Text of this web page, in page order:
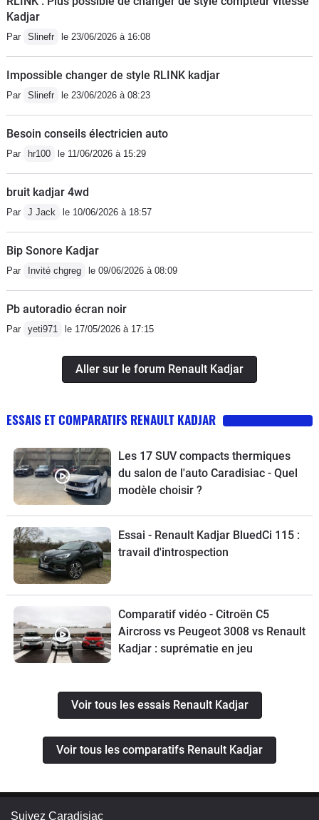
Kadjar
Par Slinefr le 23/06/2026 à 16:08
Impossible changer de style RLINK kadjar
Par Slinefr le 23/06/2026 à 08:23
Besoin conseils électricien auto
Par hr100 le 11/06/2026 à 15:29
bruit kadjar 4wd
Par J Jack le 10/06/2026 à 18:57
Bip Sonore Kadjar
Par Invité chgreg le 09/06/2026 à 08:09
Pb autoradio écran noir
Par yeti971 le 17/05/2026 à 17:15
Aller sur le forum Renault Kadjar
ESSAIS ET COMPARATIFS RENAULT KADJAR
Les 17 SUV compacts thermiques
du salon de l'auto Caradisiac - Quel
modèle choisir ?
Essai - Renault Kadjar BluedCi 115 :
travail d'introspection
Comparatif vidéo - Citroën C5
Aircross vs Peugeot 3008 vs Renault
Kadjar : suprématie en jeu
Voir tous les essais Renault Kadjar
Voir tous les comparatifs Renault Kadjar
Suivez Caradisiac